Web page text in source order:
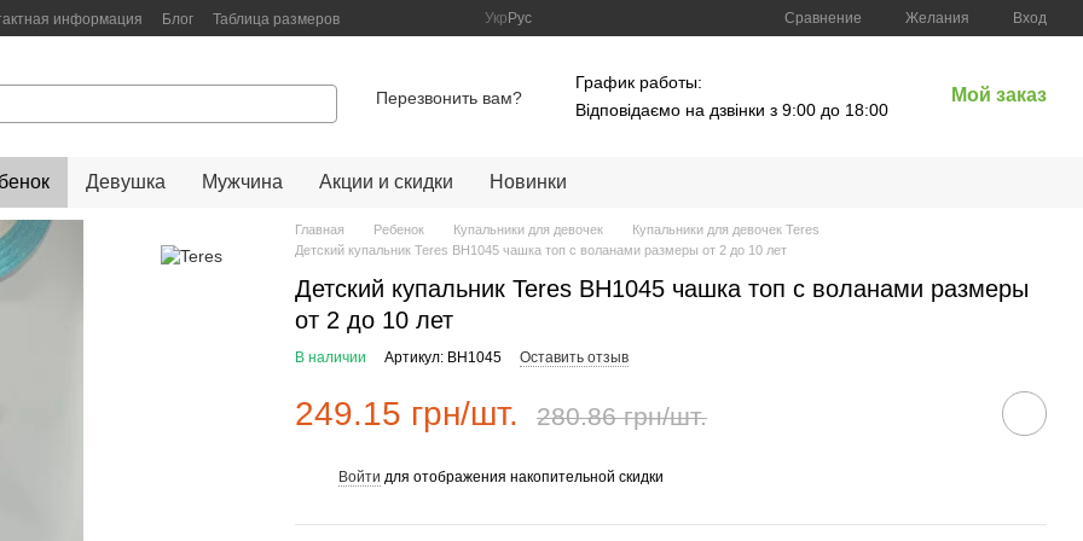
информация Блог Таблица размеров Укр Рус Сравнение Желания Вход
Перезвонить вам?
График работы:
Відповідаємо на дзвінки з 9:00 до 18:00
Мой заказ
Девушка Мужчина Акции и скидки Новинки
Главная Ребенок Купальники для девочек
Купальники для девочек Teres
Детский купальник Teres BH1045 чашка топ c воланами размеры от 2 до 10 лет
Детский купальник Teres BH1045 чашка топ c воланами размеры
от 2 до 10 лет
В наличии Артикул: BH1045 Оставить отзыв
249.15 грн/шт. 280.86 грн/шт.
Войти для отображения накопительной скидки